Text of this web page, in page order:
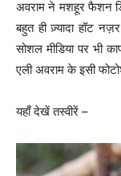
अवराम ने मशहूर फैशन
बहुत ही ज़्यादा हॉट
सोशल मीडिया पर भी
एली अवराम के इसी
यहाँ देखें तस्वीरें –